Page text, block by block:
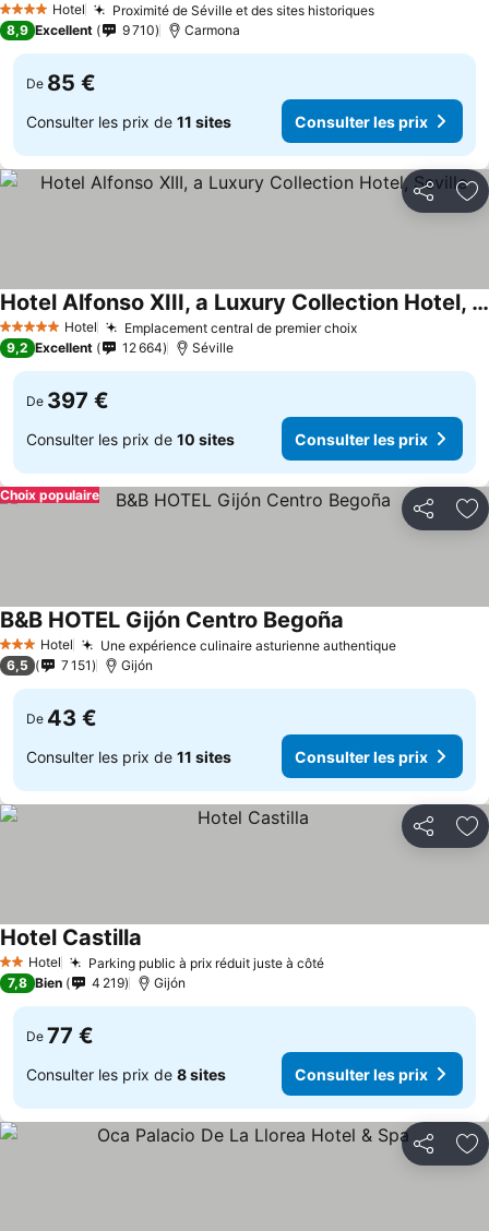
4 Étoiles Hotel Proximité de Séville et des sites historiquesConsulter les
8,9 Excellent 9 710 Carmona
De 85 €
Consulter les prix de 11 sites Consulter les prix
Partager
5 Étoiles Hotel Emplacement central de premier choixConsulter les
Hotel Alfonso XIII, a Luxury Collection Hotel, Seville
Consulter les prix
9,2 Excellent 12 664 Séville
De 397 €
Consulter les prix de 10 sites Consulter les prix
Partager
Choix populaire
3 ÉtoilesHotel Une expérience culinaire asturienne authentiqueConsulter
B&B HOTEL Gijón Centro Begoña
6,5 7 151 Gijón
De 43 €
Consulter les prix de 11 sites Consulter les prix
Partager
2 Étoiles
Hotel Parking public à prix réduit juste à côtéConsulter les prix
Hotel Castilla
7,8 Bien 4 219 Gijón
De 77 €
Consulter les prix de 8 sites Consulter les prix
Partager